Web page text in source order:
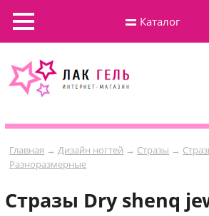
Главная →Дизайн ногтей → Стразы →
Разноразмерные
Стразы Dry shenq
Каталог